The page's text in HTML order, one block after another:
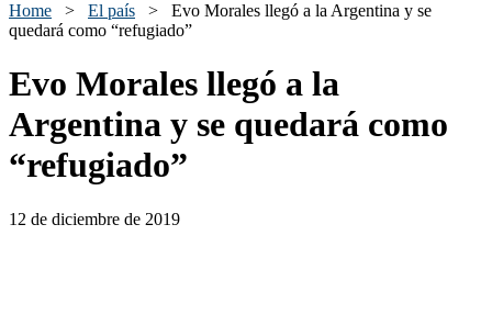
Home > El país > Evo Morales llegó a la Argentina y se
quedará como “refugiado”
Evo Morales llegó a la
Argentina y se quedará como
“refugiado”
12 de diciembre de 2019